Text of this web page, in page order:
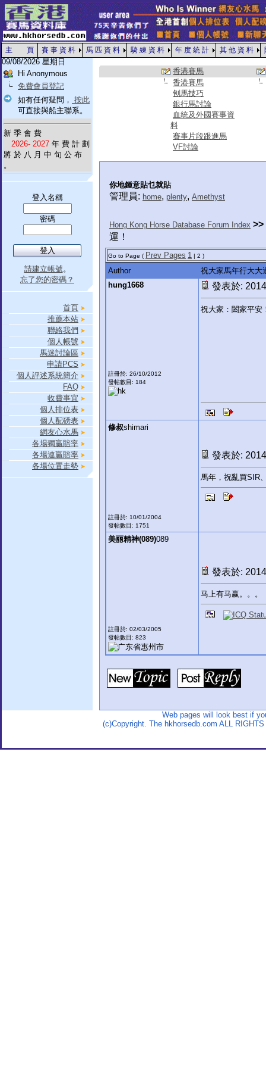
主 頁 賽 事 資 料 馬 匹 資 料 騎 練 資 料 年 度 統 計 其 他 資 料
09/08/2026 星期日
Hi Anonymous
免費會員登記
如有任何疑問， 按此
可直接與船主聯系。
新 季 會 費
2026- 2027 年 費 計 劃
將 於 八 月 中 旬 公 布
。
登入名稱
密碼
請建立帳號。
忘了您的密碼？
首頁
推薦本站
聯絡我們
個人帳號
馬迷討論區
申請PCS
個人評述系統簡介
FAQ
收費事宜
個人排位表
個人配磅表
網友心水馬
各場獨贏賠率
各場連贏賠率
各場位置走勢
香港賽馬
香港賽馬
刨馬技巧
銀行馬討論
血統及外國賽事資
料
賽事片段跟進馬
VF討論
你地鍾意貼乜就貼
管理員: home, plenty, Amethyst
Hong Kong Horse Database Forum Index >>
運！
Go to Page ( Prev Pages 1 | 2 )
Author
祝大家馬年行大大
hung1668
註冊於: 26/10/2012
發帖數目: 184
發表於:
祝大家：闔家平安
修叔shimari
註冊於: 10/01/2004
發帖數目: 1751
發表於:
馬年，祝亂買SIR
美丽精神(089)089
註冊於: 02/03/2005
發帖數目: 823
發表於:
马上有马赢。。。
Web pages will look best if
(c)Copyright. The hkhorsedb.com ALL